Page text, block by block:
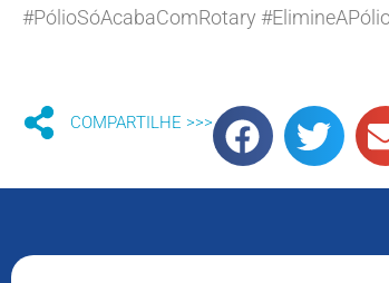
#PólioSóAcabaComRotary
COMPARTILHE >>>